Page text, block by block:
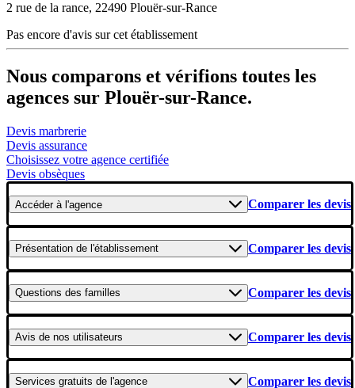
2 rue de la rance, 22490 Plouër-sur-Rance
Pas encore d'avis sur cet établissement
Nous comparons et vérifions toutes les
agences sur Plouër-sur-Rance.
Devis marbrerie
Devis assurance
Choisissez votre agence certifiée
Devis obsèques
Accéderà l'agence Comparer les devis
Présentation de l'établissement Comparer les devis
Questions des familles Comparer les devis
Avis de nos utilisateurs Comparer les devis
Services gratuits de l'agence Comparer les devis